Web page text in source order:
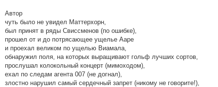
Автор
чуть было не увидел Маттерхорн,
был принят в ряды Свиссменов (по ошибке),
прошел от и до потрясающее ущелье Ааре
и проехал великом по ущелью Виамала,
обнаружил поля, на которых выращивают гольф лучших сортов,
прослушал колокольный концерт (мимоходом),
ехал по следам агента 007 (не догнал),
злостно нарушил самый сердечный запрет (никому не говорите!),